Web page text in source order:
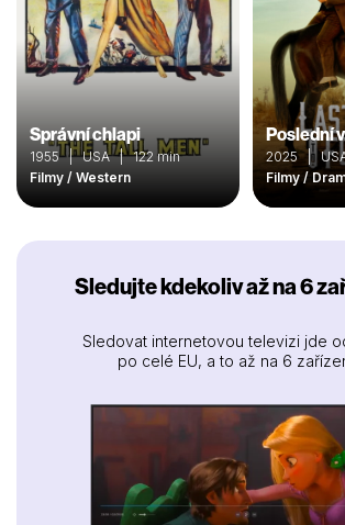
Správní chlapi
1955 | USA | 122 min
Filmy / Western
Poslední
2025 |
Filmy /
Sledujte kdekoliv až na 6
Sledovat internetovou televizi jde
po celé EU, a to až na 6